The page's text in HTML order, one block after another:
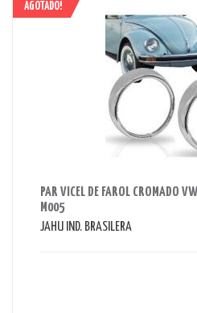
AGOTADO!
PAR VICEL DE FAROL CROMADO
M005
JAHU IND. BRASILERA